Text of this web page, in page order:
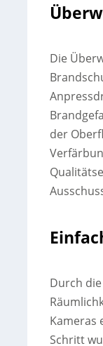
Die
der
Durch
Kameras
Schritt